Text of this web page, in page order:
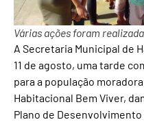
Várias ações foram
A Secretaria Municipal de
11 de agosto, uma tarde
para a população
Habitacional Bem Viver,
Plano de